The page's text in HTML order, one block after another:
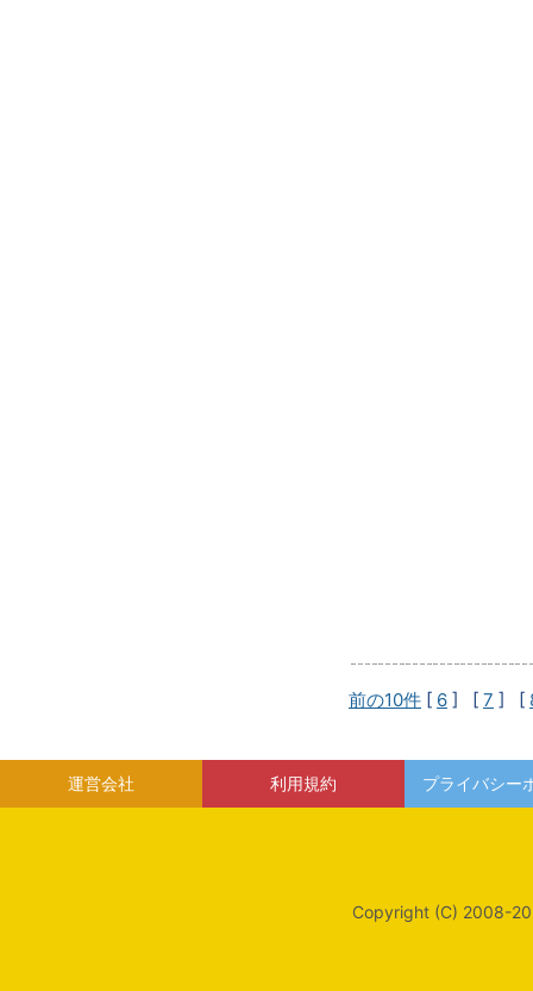
前の10件 [ 6 ] [ 7 ] [
運営会社 利用規約 プライバシー
Copyright (C) 2008-